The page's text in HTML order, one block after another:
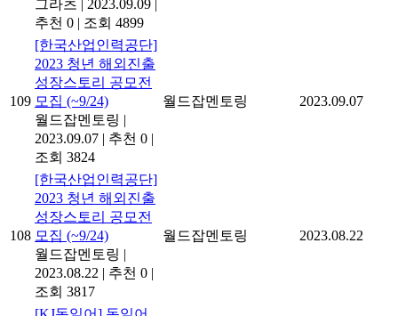
그라츠 | 2023.09.09 |
추천 0 | 조회 4899
109
[한국산업인력공단]
2023 청년 해외진출
성장스토리 공모전
모집 (~9/24)
월드잡멘토링 |
2023.09.07 | 추천 0 |
조회 3824
월드잡멘토링 2023.09.07
108
[한국산업인력공단]
2023 청년 해외진출
성장스토리 공모전
모집 (~9/24)
월드잡멘토링 |
2023.08.22 | 추천 0 |
조회 3817
월드잡멘토링 2023.08.22